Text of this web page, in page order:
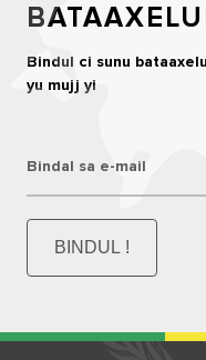
Bindul ci sunu
yu mujj yi
Bindal sa e-mail
BINDUL !